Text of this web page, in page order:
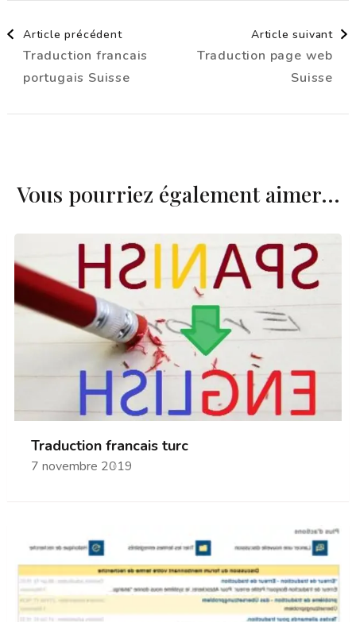
Navigation
d'article
Article précédent
Traduction francais
portugais Suisse
Article suivant
Traduction page web
Suisse
Vous pourriez également aimer...
Traduction francais turc
7 novembre 2019